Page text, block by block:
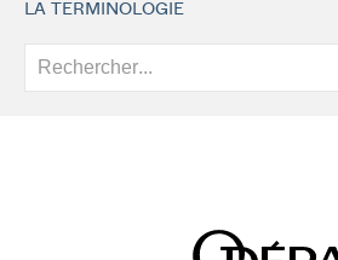
LA TERMINOLOGIE